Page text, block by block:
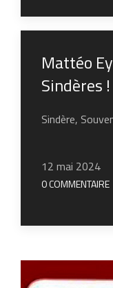
Mattéo
Sindères !
Sindère,
12 mai 2024
0 COMMENTAIRE